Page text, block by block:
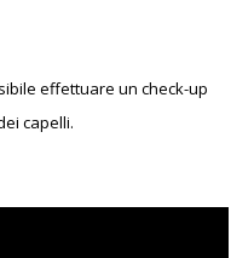
effettuare un check-up
capelli.